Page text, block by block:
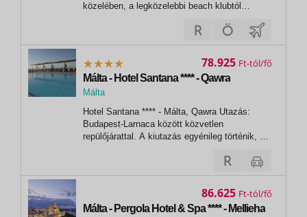
közelében, a legközelebbi beach klubtól
ötszáz méterre található. 03 Luna Holiday
ComplexFekvése: utasaink körében évek óta
modern,...
Málta - Hotel Santana **** - Qawra
Málta
Qawra
Hotel Santana **** - Málta, Qawra Utazás:
Budapest-Larnaca között közvetlen
repülőjárattal. A kiutazás egyénileg történik, a
tartalmazza! A repülőjegy ára a légitársaságtól
függően foglaltság függvényében változik, és
78.925 Ft
Málta - Pergola Hotel & Spa **** - Mellieha
86.625 Ft